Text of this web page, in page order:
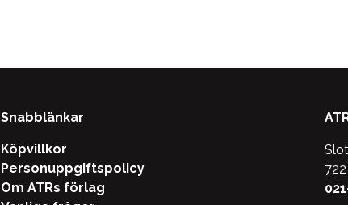
Snabblänkar
Köpvillkor
Personuppgiftspolicy
Om ATRs förlag